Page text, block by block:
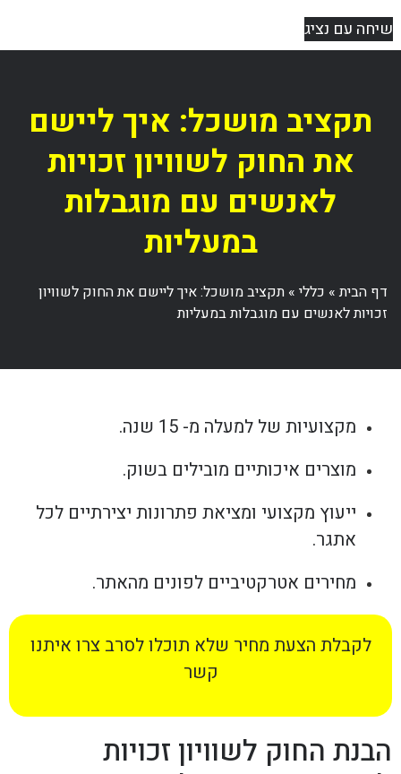
שיחה עם נציג
תקציב מושכל: איך ליישם
את החוק לשוויון זכויות
לאנשים עם מוגבלות
במעליות
דף הבית» כללי» תקציב מושכל: איך ליישם את החוק לשוויון
זכויות לאנשים עם מוגבלות במעליות
מקצועיות של למעלה מ- 15 שנה.
מוצרים איכותיים מובילים בשוק.
ייעוץ מקצועי ומציאת פתרונות יצירתיים לכל
אתגר.
מחירים אטרקטיביים לפונים מהאתר.
לקבלת הצעת מחיר שלא תוכלו לסרב צרו איתנו
קשר
הבנת החוק לשוויון זכויות